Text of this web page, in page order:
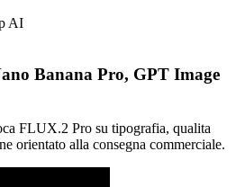
AI
Banana Pro, GPT Image
FLUX.2 Pro su tipografia, qualita
orientato alla consegna commerciale.